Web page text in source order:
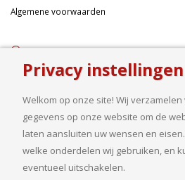
Algemene voorwaarden
Over ons
Ondernemen betekent risico’s nemen,
samengesteld mogelijk. Of u nu een
goed financieel plan, uw bedrijf wilt
cijfers, uw jaarcijfers samengesteld wilt
nodig heeft, bij ons bent u aan het goede
Privacy instellingen
Welkom op onze site! Wij
gegevens op onze website om de
laten aansluiten uw wensen en
welke onderdelen wij gebruiken, en
eventueel uitschakelen.